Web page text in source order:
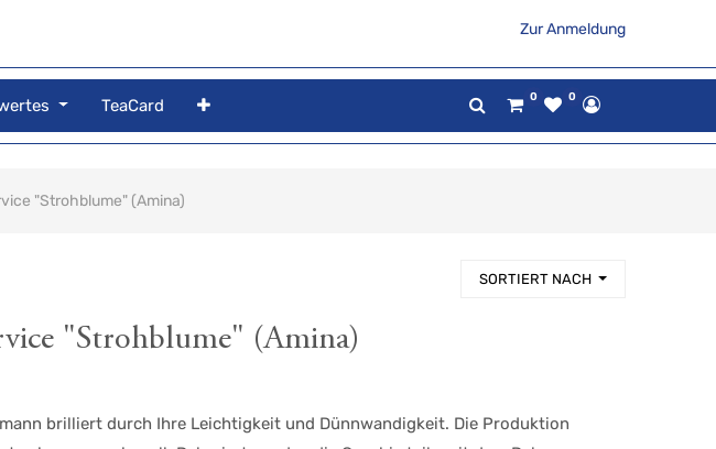
Zur Anmeldung
TeaCard 0 0
"Strohblume" (Amina)
SORTIERT NACH
"Strohblume" (Amina)
brilliert durch Ihre Leichtigkeit und Dünnwandigkeit. Die Produktion